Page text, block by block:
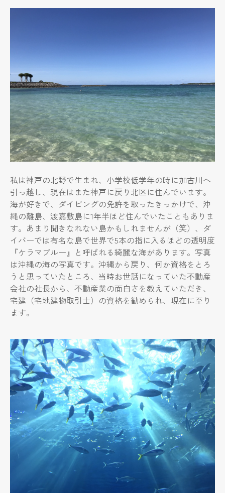
私は神戸の北野で生まれ、小学校低学年の時に加古川へ
引っ越し、現在はまた神戸に戻り北区に住んでいます。
海が好きで、ダイビングの免許を取ったきっかけで、沖
縄の離島、渡嘉敷島に1年半ほど住んでいたこともありま
す。あまり聞きなれない島かもしれませんが（笑）、ダ
イバーでは有名な島で世界で5本の指に入るほどの透明度
『ケラマブルー』と呼ばれる綺麗な海があります。写真
は沖縄の海の写真です。沖縄から戻り、何か資格をとろ
うと思っていたところ、当時お世話になっていた不動産
会社の社長から、不動産業の面白さを教えていただき、
宅建（宅地建物取引士）の資格を勧められ、現在に至り
ます。